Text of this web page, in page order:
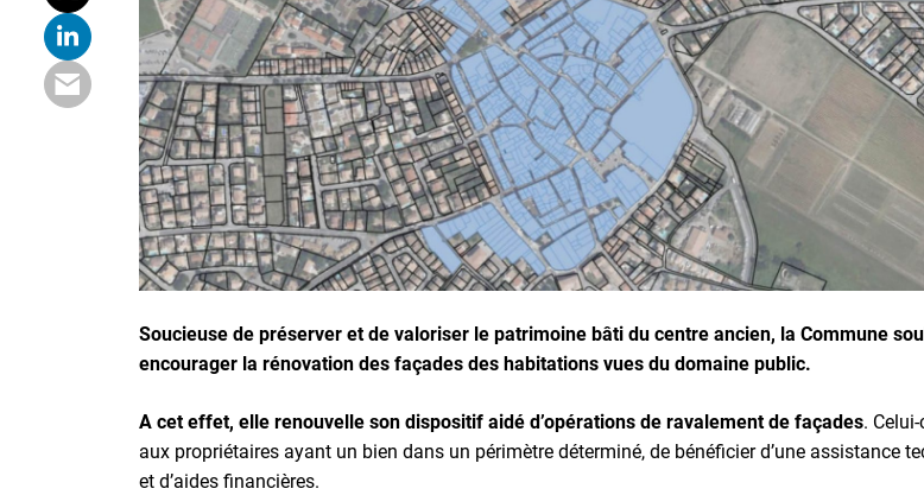
Soucieuse de préserver et de valoriser le patrimoine bâti du centre ancien, la Commune
encourager la rénovation des façades des habitations vues du domaine public.
A cet effet, elle renouvelle son dispositif aidé d’opérations de ravalement de façades.
aux propriétaires ayant un bien dans un périmètre déterminé, de bénéficier d’une assistance
et d’aides financières.